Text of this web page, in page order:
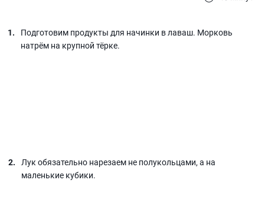
Подготовим продукты для начинки в лаваш. Морковь
натрём на крупной тёрке.
Лук обязательно нарезаем не полукольцами, а на
маленькие кубики.